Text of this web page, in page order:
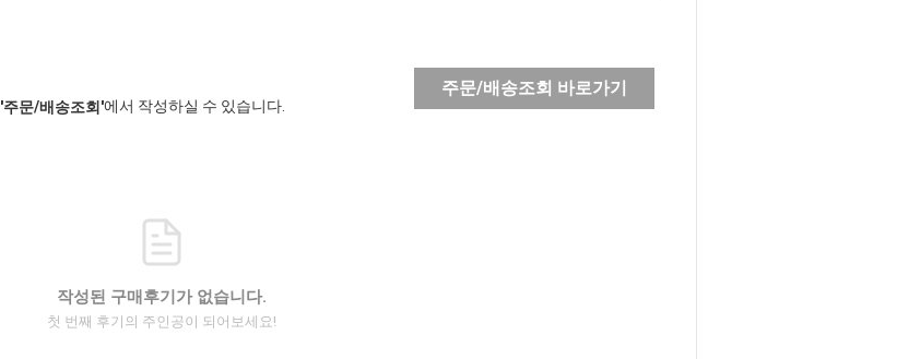
'주문/배송조회'에서 작성하실 수 있습니다.
주문/배송조회 바로가기
작성된 구매후기가 없습니다.
첫 번째 후기의 주인공이 되어보세요!